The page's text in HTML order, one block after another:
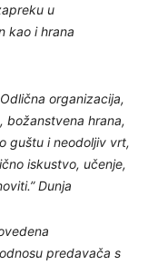
u
kao i hrana
organizacija,
božanstvena hrana,
guštu i neodoljiv vrt,
iskustvo, učenje,
Dunja
predavača s